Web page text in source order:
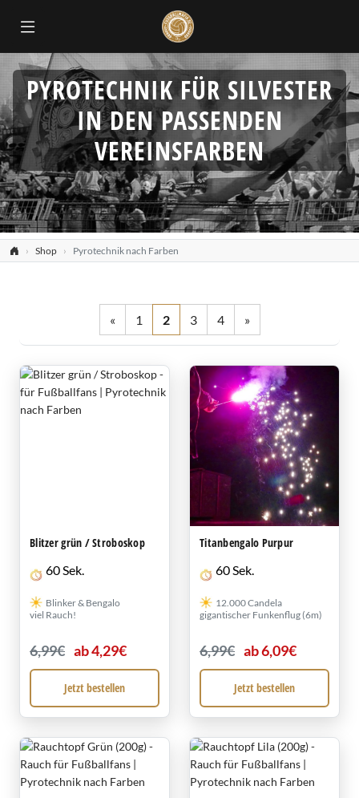
PYROTECHNIK FÜR SILVESTER
IN DEN PASSENDEN
VEREINSFARBEN
Shop Pyrotechnik nach Farben
« 1 2 3 4 »
Blitzer grün / Stroboskop
60 Sek.
Blinker & Bengalo
viel Rauch!
6,99€ ab 4,29€
Jetzt bestellen
Titanbengalo Purpur
60 Sek.
12.000 Candela
gigantischer Funkenflug (6m)
6,99€ ab 6,09€
Jetzt bestellen